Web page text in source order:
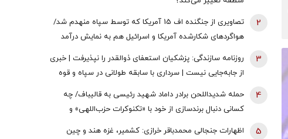
تصاویری از جنگنده اف 15 آمریکا که توسط سپاه منهدم شد/
هواگردهای شکارشده آمریکا و اسرائیل هم به نمایش درآمد
2
روزنامه سازندگی: پزشکیان استعفای ذوالقدر را نپذیرفت | خبری
از جابه‌جایی نیست | سرداری با سابقه طولانی در سپاه و قوه
3
حمله شدیداللحن برادر داماد شهید رئیسی به قالیباف/ چه
کسانی دنبال برندسازی از خود با «تکنوکرات حزب‌اللهی» و
4
اظهارات جنجالی محمدباقر خرازی: کشمیر، غزه هند و چین
5